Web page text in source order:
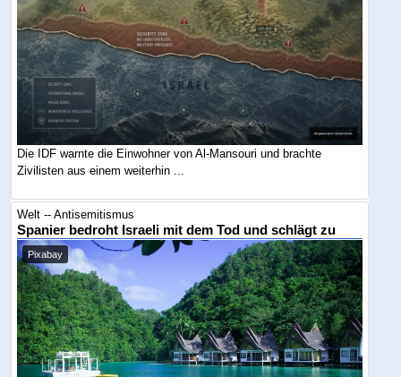
Die IDF warnte die Einwohner von Al-Mansouri und brachte
Zivilisten aus einem weiterhin ...
Welt -- Antisemitismus
Spanier bedroht Israeli mit dem Tod und schlägt zu
Pixabay